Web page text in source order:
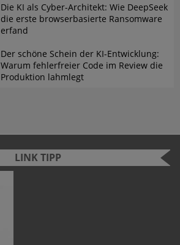
Die KI als Cyber-Architekt: Wie DeepSeek
die erste browserbasierte Ransomware
erfand
Der schöne Schein der KI-Entwicklung:
Warum fehlerfreier Code im Review die
Produktion lahmlegt
LINK TIPP